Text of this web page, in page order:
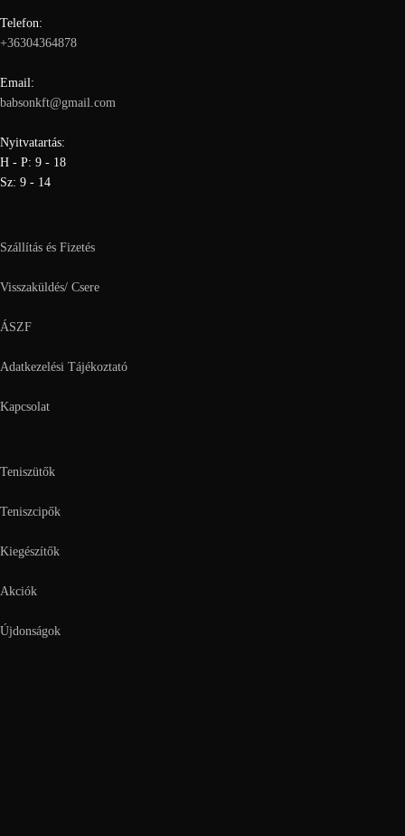
Telefon:
+36304364878
Email:
babsonkft@gmail.com
Nyitvatartás:
H - P: 9 - 18
Sz: 9 - 14
Szállítás és Fizetés
Visszaküldés/ Csere
ÁSZF
Adatkezelési Tájékoztató
Kapcsolat
Teniszütők
Teniszcipők
Kiegészítők
Akciók
Újdonságok